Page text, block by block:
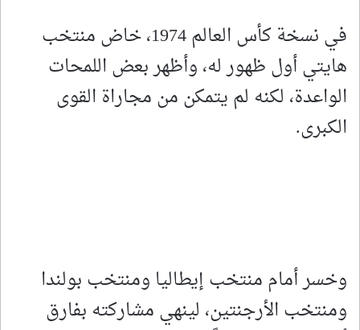
في نسخة كأس العالم 1974، خاض منتخب
هايتي أول ظهور له، وأظهر بعض اللمحات
الواعدة، لكنه لم يتمكن من مجاراة القوى
الكبرى.
وخسر أمام منتخب إيطاليا ومنتخب بولندا
ومنتخب الأرجنتين، لينهي مشاركته بفارق